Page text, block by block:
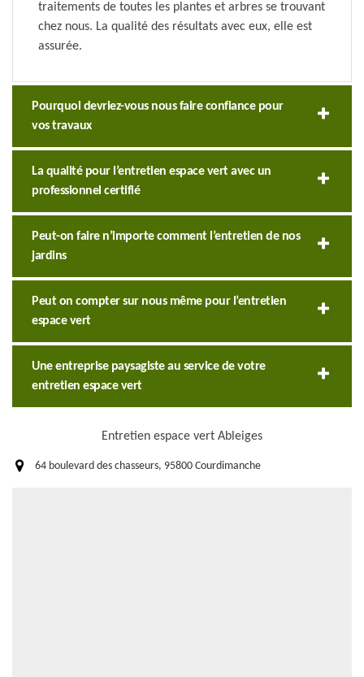
traitements de toutes les plantes et arbres se trouvant
chez nous. La qualité des résultats avec eux, elle est
assurée.
Pourquoi devriez-vous nous faire confiance pour
vos travaux
La qualité pour l’entretien espace vert avec un
professionnel certifié
Peut-on faire n’importe comment l’entretien de nos
jardins
Peut on compter sur nous même pour l’entretien
espace vert
Une entreprise paysagiste au service de votre
entretien espace vert
Entretien espace vert Ableiges
64 boulevard des chasseurs, 95800 Courdimanche